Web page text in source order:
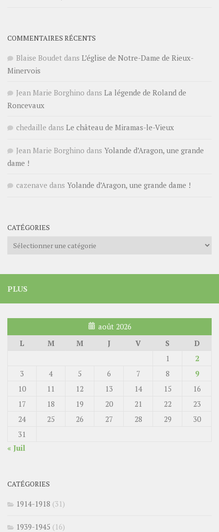
COMMENTAIRES RÉCENTS
Blaise Boudet dans L’église de Notre-Dame de Rieux-
Minervois
Jean Marie Borghino dans La légende de Roland de
Roncevaux
chedaille dans Le château de Miramas-le-Vieux
Jean Marie Borghino dans Yolande d’Aragon, une grande
dame !
cazenave dans Yolande d’Aragon, une grande dame !
CATÉGORIES
Catégories
PLUS
août 2026
L
M M J V S
D
1
2
3
4 5 6 7 8
9
10
11 12 13 14 15
16
17
18 19 20 21 22
23
24
25 26 27 28 29
30
31
« Juil
CATÉGORIES
1914-1918 (31)
1939-1945 (16)